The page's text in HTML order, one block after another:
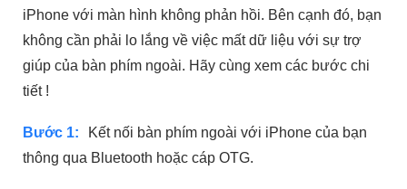
iPhone với màn hình không phản hồi. Bên cạnh đó, bạn
không cần phải lo lắng về việc mất dữ liệu với sự trợ
giúp của bàn phím ngoài. Hãy cùng xem các bước chi
tiết !
Bước 1:
Kết nối bàn phím ngoài với iPhone của bạn
thông qua Bluetooth hoặc cáp OTG.